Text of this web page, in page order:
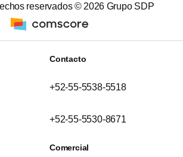
reservados © 2026 Grupo SDP
Contacto
+52-55-5538-5518
+52-55-5530-8671
Comercial